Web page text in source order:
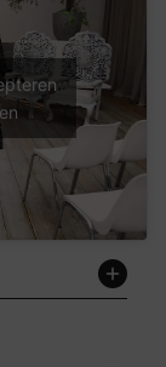
je aan de bar
daggasten van
een
de
in het